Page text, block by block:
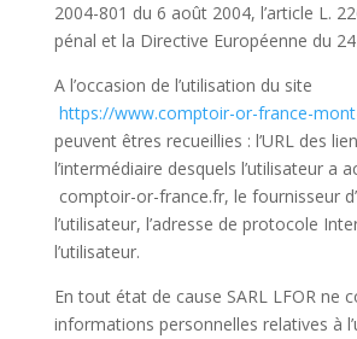
2004-801 du 6 août 2004, l’article L.
pénal et la Directive Européenne du
A l’occasion de l’utilisation du site
https://www.comptoir-or-france-
peuvent êtres recueillies : l’URL des
l’intermédiaire desquels l’utilisateur a
comptoir-or-france.fr, le fournisseur
l’utilisateur, l’adresse de protocole
l’utilisateur.
En tout état de cause SARL LFOR ne
informations personnelles relatives à